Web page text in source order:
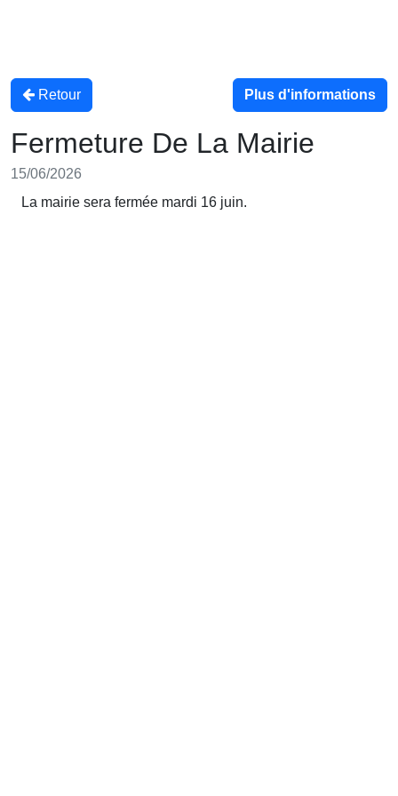
Retour Plus d'informations
Fermeture De La Mairie
15/06/2026
La mairie sera fermée mardi 16 juin.